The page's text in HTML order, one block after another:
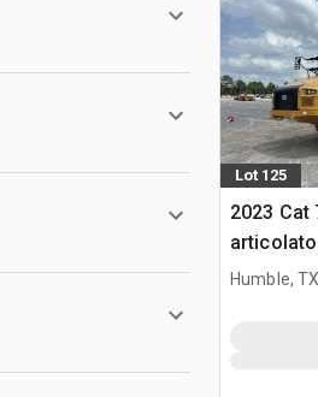
Lot 125
2023 Cat
articolato
Humble,